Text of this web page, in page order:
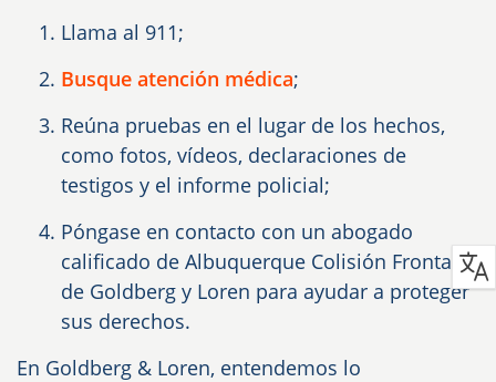
Llama al 911;
Busque atención médica;
Reúna pruebas en el lugar de los hechos,
como fotos, vídeos, declaraciones de
testigos y el informe policial;
Póngase en contacto con un abogado
calificado de Albuquerque Colisión Frontal
de Goldberg y Loren para ayudar a proteger
sus derechos.
En Goldberg & Loren, entendemos lo